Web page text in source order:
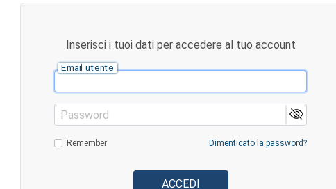
Inserisci i tuoi dati per accedere al tuo account
Email utente
Password
Remember Dimenticato la password?